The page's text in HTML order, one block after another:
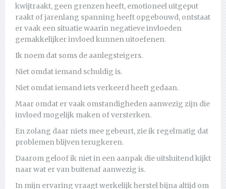
kwijtraakt, geen grenzen heeft, emotioneel uitgeput
raakt of jarenlang spanning heeft opgebouwd, ontstaat
er vaak een situatie waarin negatieve invloeden
gemakkelijker invloed kunnen uitoefenen.
Ik noem dat soms de aanlegsteigers.
Niet omdat iemand schuldig is.
Niet omdat iemand iets verkeerd heeft gedaan.
Maar omdat er vaak omstandigheden aanwezig zijn die
invloed mogelijk maken of versterken.
En zolang daar niets mee gebeurt, zie ik regelmatig dat
problemen blijven terugkeren.
Daarom geloof ik niet in een aanpak die uitsluitend kijkt
naar wat er van buitenaf aanwezig is.
In mijn ervaring vraagt werkelijk herstel bijna altijd om